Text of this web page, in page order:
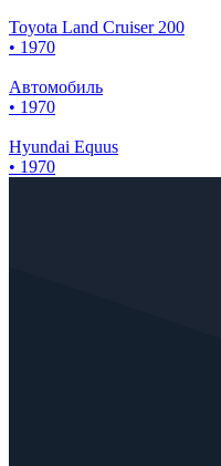
Toyota Land Cruiser 200
• 1970
Автомобиль
• 1970
Hyundai Equus
• 1970